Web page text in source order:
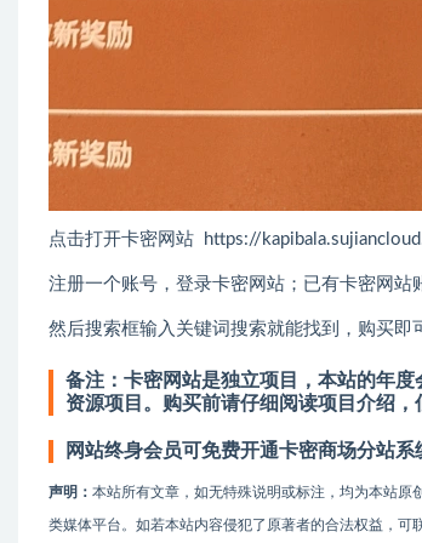
点击打开卡密网站 https://
注册一个账号，登录卡密网站；已有卡密网站
然后搜索框输入关键词搜索就能找到，购买即
备注：卡密网站是独立项目，本站的年
资源项目。 购买前请仔细阅读项目介绍，
网站终身会员可免费开通卡密商场分站
声明： 本站所有文章，如无特殊说明或标注，均为本站原
类媒体平台。如若本站内容侵犯了原著者的合法权益，可